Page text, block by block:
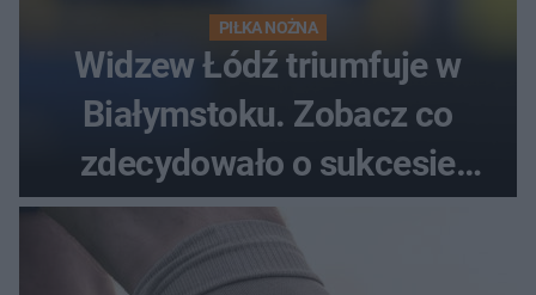
PIŁKA NOŻNA
Widzew Łódź triumfuje w
Białymstoku. Zobacz co
zdecydowało o sukcesie
gości